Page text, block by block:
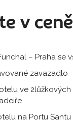
v
– Praha se
zavazadlo
ve
na Portu Santu